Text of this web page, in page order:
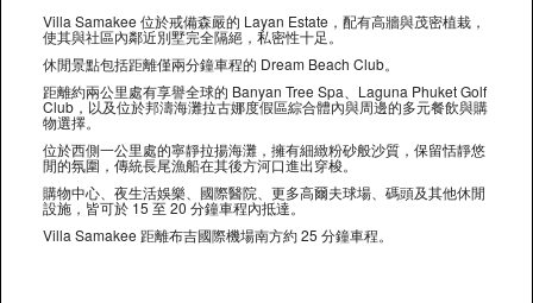
Villa Samakee 位於戒備森嚴的 Layan Estate，配有高牆與茂密植栽，
使其與社區內鄰近別墅完全隔絕，私密性十足。
休閒景點包括距離僅兩分鐘車程的 Dream Beach Club。
距離約兩公里處有享譽全球的 Banyan Tree Spa、Laguna Phuket Golf
Club，以及位於邦濤海灘拉古娜度假區綜合體內與周邊的多元餐飲與購
物選擇。
位於西側一公里處的寧靜拉揚海灘，擁有細緻粉砂般沙質，保留恬靜悠
閒的氛圍，傳統長尾漁船在其後方河口進出穿梭。
購物中心、夜生活娛樂、國際醫院、更多高爾夫球場、碼頭及其他休閒
設施，皆可於 15 至 20 分鐘車程內抵達。
Villa Samakee 距離布吉國際機場南方約 25 分鐘車程。